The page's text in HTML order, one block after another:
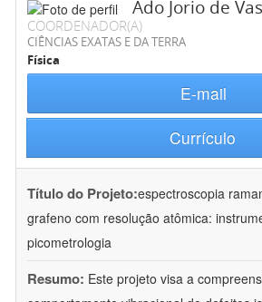
Ado Jorio de
COORDENADOR(A)
CIÊNCIAS EXATAS E DA TERRA
Física
E-mail
Currículo
Título do Projeto:espectroscopia
grafeno com resolução atômica:
picometrologia
Resumo: Este projeto visa a